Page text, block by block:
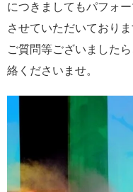
につきましてもパフォ
させていただいておりま
ご質問等ございましたら
絡くださいませ。